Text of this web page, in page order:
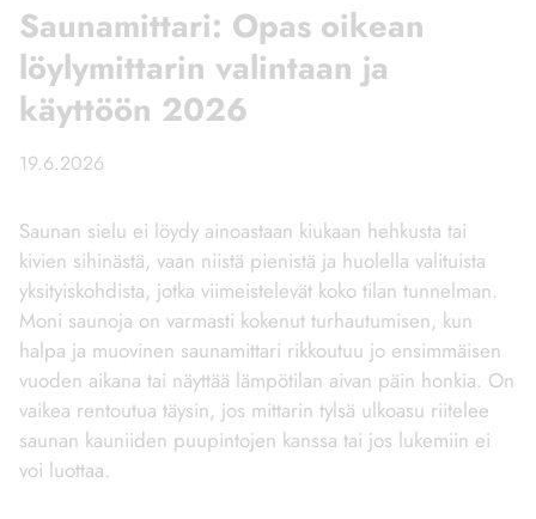
Saunamittari: Opas oikean
löylymittarin valintaan ja
käyttöön 2026
19.6.2026
Saunan sielu ei löydy ainoastaan kiukaan hehkusta tai
kivien sihinästä, vaan niistä pienistä ja huolella valituista
yksityiskohdista, jotka viimeistelevät koko tilan tunnelman.
Moni saunoja on varmasti kokenut turhautumisen, kun
halpa ja muovinen saunamittari rikkoutuu jo ensimmäisen
vuoden aikana tai näyttää lämpötilan aivan päin honkia. On
vaikea rentoutua täysin, jos mittarin tylsä ulkoasu riitelee
saunan kauniiden puupintojen kanssa tai jos lukemiin ei
voi luottaa.